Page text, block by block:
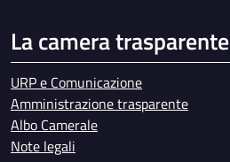
La camera trasparente
URP e Comunicazione
Amministrazione trasparente
Albo Camerale
Note legali